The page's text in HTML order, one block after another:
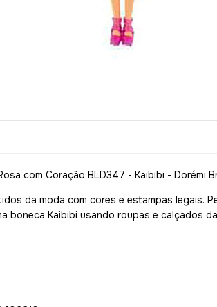
com Coração BLD347 - Kaibibi - Dorémi
da moda com cores e estampas legais.
boneca Kaibibi usando roupas e calçados